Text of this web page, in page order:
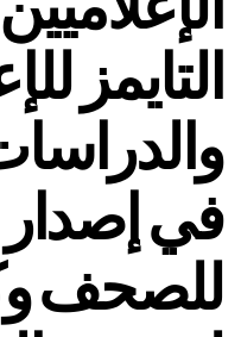
التايمز
في
للصحف